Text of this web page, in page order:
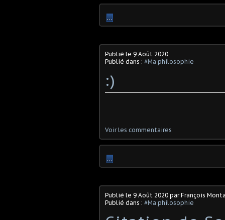
…
Publié le 9 Août 2020
Publié dans : #Ma philosophie
:)
Voir les commentaires
…
Publié le 9 Août 2020 par François
Publié dans : #Ma philosophie